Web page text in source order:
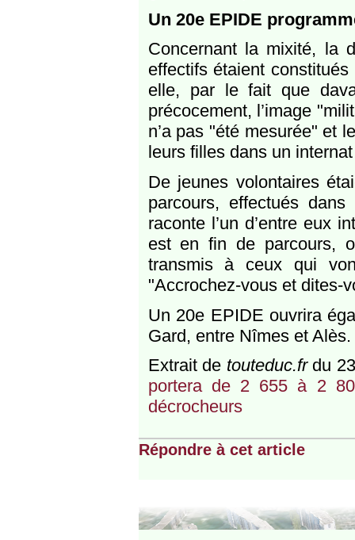
Un 20e EPIDE
Concernant la mixité, la
effectifs étaient
elle, par le fait que
précocement, l’image
n’a pas "été mesurée" et
leurs filles dans un
De jeunes volontaires
parcours, effectués
raconte l’un d’entre eux
est en fin de parcours,
transmis à ceux qui
"Accrochez-vous et dites-
Un 20e EPIDE ouvrira
Gard, entre Nîmes et Alès.
Extrait de touteduc.frdu
portera de 2 655 à 2
décrocheurs
Répondre à cet article